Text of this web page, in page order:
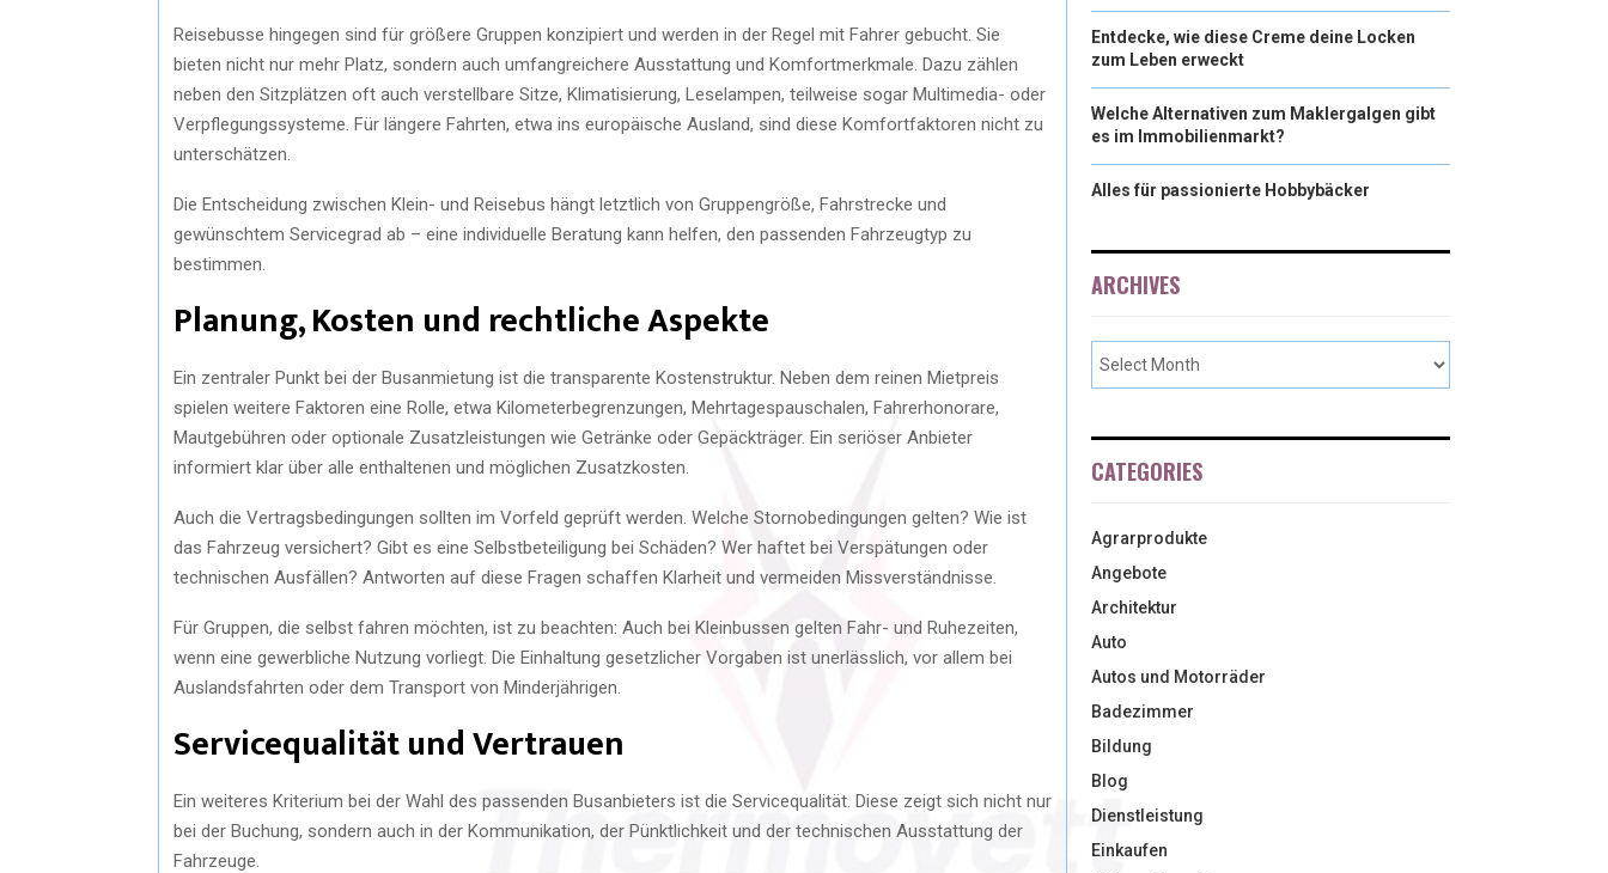
Reisebusse hingegen sind für größere Gruppen konzipiert und werden in der Regel mit Fahrer gebucht. Sie
bieten nicht nur mehr Platz, sondern auch umfangreichere Ausstattung und Komfortmerkmale. Dazu zählen
neben den Sitzplätzen oft auch verstellbare Sitze, Klimatisierung, Leselampen, teilweise sogar Multimedia- oder
Verpflegungssysteme. Für längere Fahrten, etwa ins europäische Ausland, sind diese Komfortfaktoren nicht zu
unterschätzen.
Die Entscheidung zwischen Klein- und Reisebus hängt letztlich von Gruppengröße, Fahrstrecke und
gewünschtem Servicegrad ab – eine individuelle Beratung kann helfen, den passenden Fahrzeugtyp zu
bestimmen.
Planung, Kosten und rechtliche Aspekte
Ein zentraler Punkt bei der Busanmietung ist die transparente Kostenstruktur. Neben dem reinen Mietpreis
spielen weitere Faktoren eine Rolle, etwa Kilometerbegrenzungen, Mehrtagespauschalen, Fahrerhonorare,
Mautgebühren oder optionale Zusatzleistungen wie Getränke oder Gepäckträger. Ein seriöser Anbieter
informiert klar über alle enthaltenen und möglichen Zusatzkosten.
Auch die Vertragsbedingungen sollten im Vorfeld geprüft werden. Welche Stornobedingungen gelten? Wie ist
das Fahrzeug versichert? Gibt es eine Selbstbeteiligung bei Schäden? Wer haftet bei Verspätungen oder
technischen Ausfällen? Antworten auf diese Fragen schaffen Klarheit und vermeiden Missverständnisse.
Für Gruppen, die selbst fahren möchten, ist zu beachten: Auch bei Kleinbussen gelten Fahr- und Ruhezeiten,
wenn eine gewerbliche Nutzung vorliegt. Die Einhaltung gesetzlicher Vorgaben ist unerlässlich, vor allem bei
Auslandsfahrten oder dem Transport von Minderjährigen.
Servicequalität und Vertrauen
Ein weiteres Kriterium bei der Wahl des passenden Busanbieters ist die Servicequalität. Diese zeigt sich nicht nur
bei der Buchung, sondern auch in der Kommunikation, der Pünktlichkeit und der technischen Ausstattung der
Fahrzeuge.
Entdecke, wie diese Creme deine Locken
zum Leben erweckt
Welche Alternativen zum Maklergalgen gibt
es im Immobilienmarkt?
Alles für passionierte Hobbybäcker
ARCHIVES
CATEGORIES
Agrarprodukte
Angebote
Architektur
Auto
Autos und Motorräder
Badezimmer
Bildung
Blog
Dienstleistung
Einkaufen